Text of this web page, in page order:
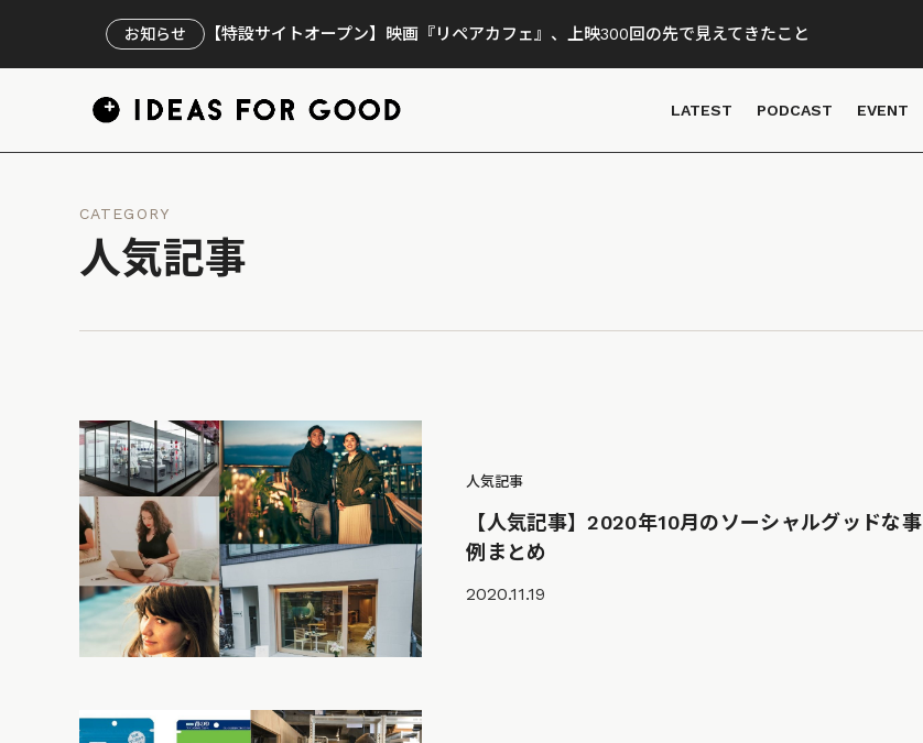
お知らせ 【特設サイトオープン】映画『リペアカフェ』、上映300回の先で見えてきたこと
LATEST PODCAST EVENT
CATEGORY
人気記事
人気記事
【人気記事】2020年10月のソーシャルグッドな事
例まとめ
2020.11.19